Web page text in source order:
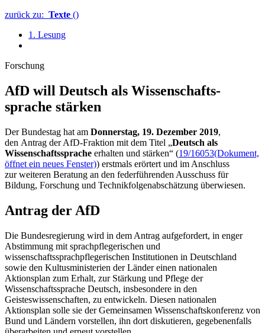
zurück zu: Texte ()
1. Lesung
Forschung
AfD will Deutsch als Wissen­schafts­
sprache stärken
Der Bundestag hat am Donnerstag, 19. Dezember 2019,
den Antrag der AfD-Fraktion mit dem Titel „Deutsch als
Wissenschaftssprache erhalten und stärken“ (19/16053(Dokument,
öffnet ein neues Fenster)) erstmals erörtert und im Anschluss
zur weiteren Beratung an den federführenden Ausschuss für
Bildung, Forschung und Technikfolgenabschätzung überwiesen.
Antrag der AfD
Die Bundesregierung wird in dem Antrag aufgefordert, in enger
Abstimmung mit sprachpflegerischen und
wissenschaftssprachpflegerischen Institutionen in Deutschland
sowie den Kultusministerien der Länder einen nationalen
Aktionsplan zum Erhalt, zur Stärkung und Pflege der
Wissenschaftssprache Deutsch, insbesondere in den
Geisteswissenschaften, zu entwickeln. Diesen nationalen
Aktionsplan solle sie der Gemeinsamen Wissenschaftskonferenz von
Bund und Ländern vorstellen, ihn dort diskutieren, gegebenenfalls